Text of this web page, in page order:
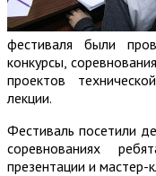
фестиваля были
конкурсы,
проектов
лекции.
Фестиваль посетили
соревнованиях
презентации и мастер-